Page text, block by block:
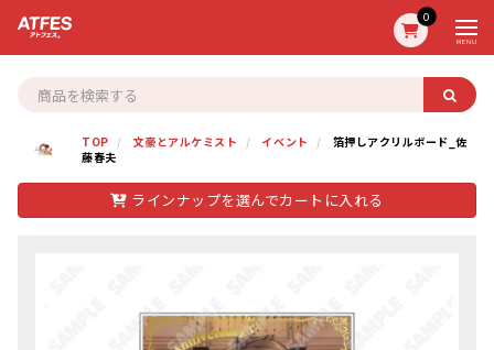
0
MENU
TOP 文豪とアルケミスト イベント
箔押しアクリルボード_佐
藤春夫
ラインナップを選んでカートに入れる